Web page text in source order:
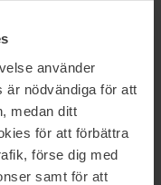
använder
är nödvändiga för att
medan ditt
för att förbättra
förse dig med
samt för att
Longevity The Soft
Niet op voorraad
Volgende